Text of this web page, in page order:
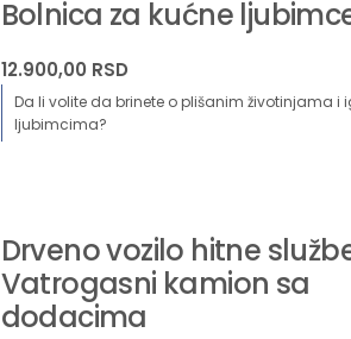
Bolnica za kućne
12.900,00 RSD
Da li volite da brinete o plišanim životinjama i
ljubimcima?
Drveno vozilo hitne
Vatrogasni kamion sa
dodacima